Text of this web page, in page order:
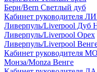
Берн/Bern Светлый дуб
Кабинет руководителя
Ливерпуль/Liverpool Дуб
Ливерпуль/Liverpool Орех
Ливерпуль/Liverpool
Кабинет руководителя
Монза/Monza Венге